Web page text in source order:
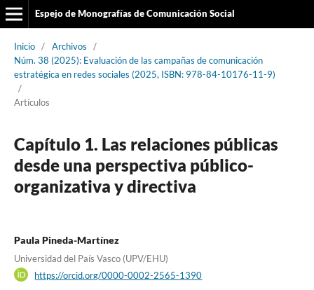
Espejo de Monografías de Comunicación Social
Inicio / Archivos
/
Núm. 38 (2025): Evaluación de las campañas de comunicación
estratégica en redes sociales (2025, ISBN: 978-84-10176-11-9)
/
Artículos
Capítulo 1. Las relaciones públicas
desde una perspectiva público-
organizativa y directiva
Paula Pineda-Martínez
Universidad del País Vasco (UPV/EHU)
https://orcid.org/0000-0002-2565-1390